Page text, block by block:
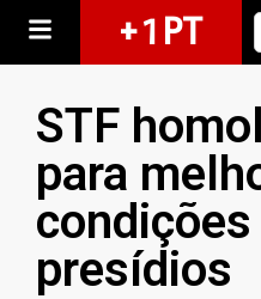
+ 1 PT
STF
para
condições
presídios